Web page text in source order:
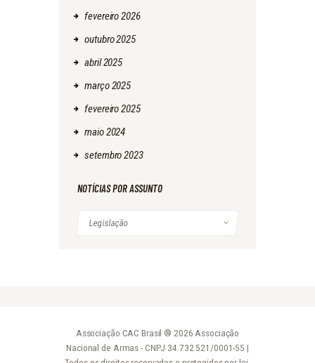
fevereiro2026
outubro2025
abril2025
março2025
fevereiro2025
maio2024
setembro2023
NOTÍCIAS POR ASSUNTO
Associação CAC Brasil ® 2026 Associação
Nacional de Armas - CNPJ 34.732.521/0001-55 |